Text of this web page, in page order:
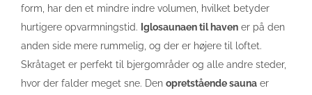
form, har den et mindre indre volumen, hvilket betyder
hurtigere opvarmningstid. Iglosaunaen til haven er på den
anden side mere rummelig, og der er højere til loftet.
Skråtaget er perfekt til bjergområder og alle andre steder,
hvor der falder meget sne. Den opretstående sauna er